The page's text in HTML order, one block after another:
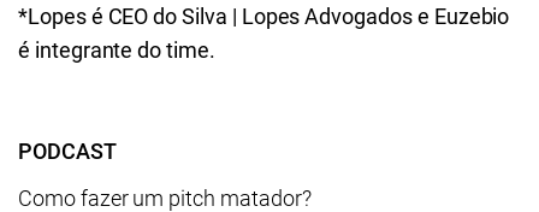
*Lopes é CEO do Silva | Lopes Advogados e Euzebio
é integrante do time.
PODCAST
Como fazer um pitch matador?